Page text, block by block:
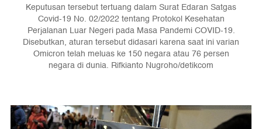
Keputusan tersebut tertuang dalam Surat Edaran Satgas
Covid-19 No. 02/2022 tentang Protokol Kesehatan
Perjalanan Luar Negeri pada Masa Pandemi COVID-19.
Disebutkan, aturan tersebut didasari karena saat ini varian
Omicron telah meluas ke 150 negara atau 76 persen
negara di dunia. Rifkianto Nugroho/detikcom